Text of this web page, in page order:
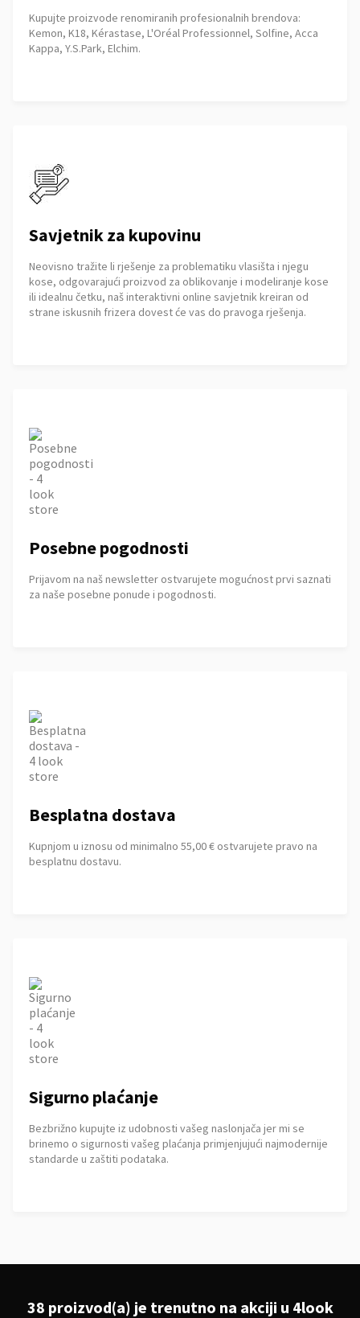
Kupujte proizvode renomiranih profesionalnih brendova:
Kemon, K18, Kérastase, L'Oréal Professionnel, Solfine, Acca
Kappa, Y.S.Park, Elchim.
Savjetnik za kupovinu
Neovisno tražite li rješenje za problematiku vlasišta i njegu
kose, odgovarajući proizvod za oblikovanje i modeliranje kose
ili idealnu četku, naš interaktivni online savjetnik kreiran od
strane iskusnih frizera dovest će vas do pravoga rješenja.
Posebne pogodnosti
Prijavom na naš newsletter ostvarujete mogućnost prvi saznati
za naše posebne ponude i pogodnosti.
Besplatna dostava
Kupnjom u iznosu od minimalno 55,00 € ostvarujete pravo na
besplatnu dostavu.
Sigurno plaćanje
Bezbrižno kupujte iz udobnosti vašeg naslonjača jer mi se
brinemo o sigurnosti vašeg plaćanja primjenjujući najmodernije
standarde u zaštiti podataka.
38 proizvod(a) je trenutno na akciji u 4look